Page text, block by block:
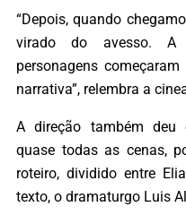
“Depois, quando
virado do avesso. A
personagens
narrativa”, relembra a
A direção também deu
quase todas as cenas,
roteiro, dividido entre
texto, o dramaturgo Luis